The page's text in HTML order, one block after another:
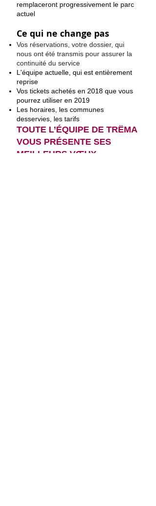
remplaceront progressivement le parc
actuel
Ce qui ne change pas
Vos réservations, votre dossier, qui
nous ont été transmis pour assurer la
continuité du service
L'équipe actuelle, qui est entièrement
reprise
Vos tickets achetés en 2018 que vous
pourrez utiliser en 2019
Les horaires, les communes
desservies, les tarifs
TOUTE L’ÉQUIPE DE TRËMA
VOUS PRÉSENTE SES
MEILLEURS VŒUX